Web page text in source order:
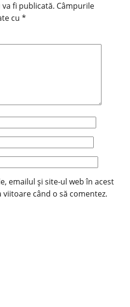
fi publicată. Câmpurile
cu *
emailul și site-ul web în acest
când o să comentez.